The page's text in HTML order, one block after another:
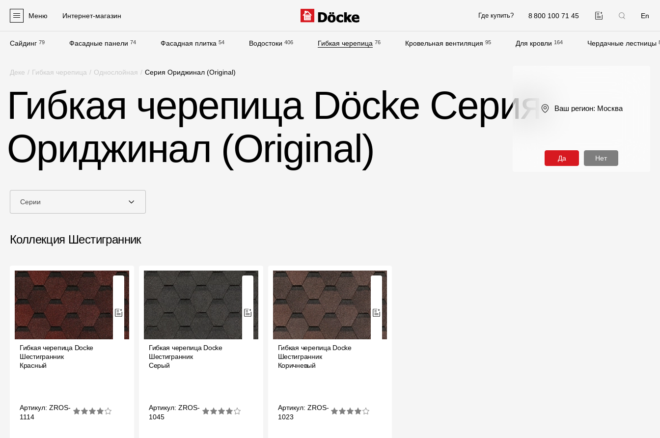
8 800 100 71 45 En
Меню Интернет-магазин Где купить?
Сайдинг 79 Фасадные панели 74 Фасадная плитка 54 Водостоки 406 Гибкая черепица 76 Кровельная вентиляция 95 Для кровли 164 Чердачные лестницы
Сайдинг
Софиты
Фасадные панели
Фасадная плитка
Однослойная черепица
Комплектующие к кровле
Кровельная вентиляция
Водостоки
Пластиковые водосточные
системы
Металлические водосточные
системы
Чердачные лестницы
Инструкции по монтажу
Технические листы
Рекламные материалы
Сертификаты
Сервисы
Конструктор
Калькулятор
Цены
Контакты
Контроль качества кровли
Деке / Гибкая черепица / Однослойная / Серия Ориджинал (Оriginаl)
Гибкая черепица Döcke Серия
Ориджинал (Оriginаl)
Серии
Коллекция Шестигранник
Гибкая черепица Docke
Шестигранник
Красный
Артикул: ZROS-
1114
Гибкая черепица Docke
Шестигранник
Серый
Артикул: ZROS-
1045
Гибкая черепица Docke
Шестигранник
Коричневый
Артикул: ZROS-
1023
Ваш регион: Москва
Да Нет